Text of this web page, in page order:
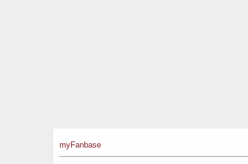
myFanbase